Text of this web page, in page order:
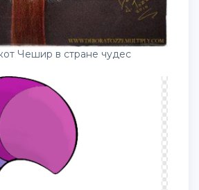
Чешир в стране чудес